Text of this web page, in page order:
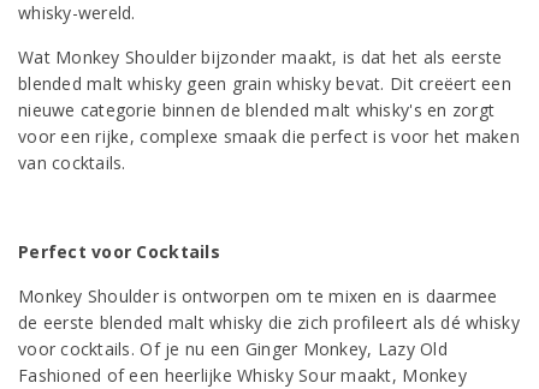
whisky-wereld.
Wat Monkey Shoulder bijzonder maakt, is dat het als eerste
blended malt whisky geen grain whisky bevat. Dit creëert een
nieuwe categorie binnen de blended malt whisky's en zorgt
voor een rijke, complexe smaak die perfect is voor het maken
van cocktails.
Perfect voor Cocktails
Monkey Shoulder is ontworpen om te mixen en is daarmee
de eerste blended malt whisky die zich profileert als dé whisky
voor cocktails. Of je nu een Ginger Monkey, Lazy Old
Fashioned of een heerlijke Whisky Sour maakt, Monkey